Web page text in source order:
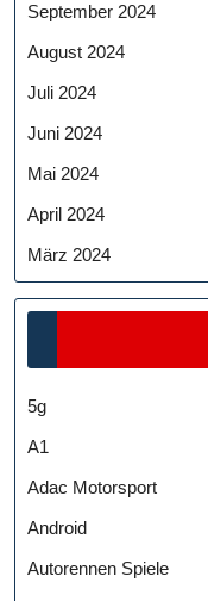
September 2024
August 2024
Juli 2024
Juni 2024
Mai 2024
April 2024
März 2024
5g
A1
Adac Motorsport
Android
Autorennen Spiele